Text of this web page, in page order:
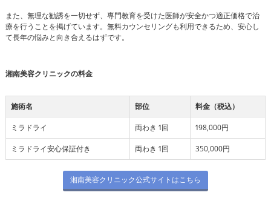
また、無理な勧誘を一切せず、専門教育を受けた医師が安全かつ適正価格で治
療を行うことを掲げています。無料カウンセリングも利用できるため、安心し
て長年の悩みと向き合えるはずです。
湘南美容クリニックの料金
施術名 部位 料金（税込）
ミラドライ 両わき 1回 198,000円
ミラドライ安心保証付き 両わき 1回 350,000円
湘南美容クリニック公式サイトはこちら